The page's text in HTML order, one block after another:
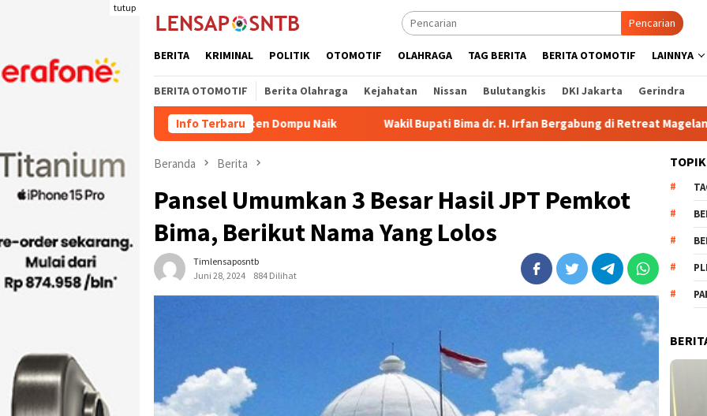
tutup
Pencarian
BERITA KRIMINAL POLITIK OTOMOTIF OLAHRAGA TAG BERITA BERITA OTOMOTIF LAINNYA
BERITA OTOMOTIF Berita Olahraga Kejahatan Nissan Bulutangkis DKI Jakarta Gerindra
Info Terbaru
Potong Kabupaten Dompu Naik Wakil Bupati Bima dr. H. Irfan Bergabung di Retreat Magelang Rutan
Beranda Berita
Pansel Umumkan 3 Besar Hasil JPT Pemkot
Bima, Berikut Nama Yang Lolos
Timlensaposntb
Juni 28, 2024
884 Dilihat